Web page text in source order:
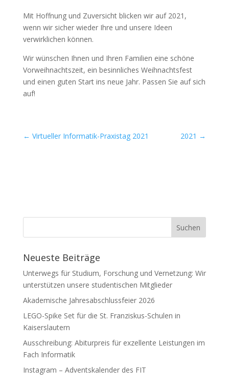
Mit Hoffnung und Zuversicht blicken wir auf 2021,
wenn wir sicher wieder Ihre und unsere Ideen
verwirklichen können.
Wir wünschen Ihnen und Ihren Familien eine schöne
Vorweihnachtszeit, ein besinnliches Weihnachtsfest
und einen guten Start ins neue Jahr. Passen Sie auf sich
auf!
← Virtueller Informatik-Praxistag 2021 2021 →
Neueste Beiträge
Unterwegs für Studium, Forschung und Vernetzung: Wir
unterstützen unsere studentischen Mitglieder
Akademische Jahresabschlussfeier 2026
LEGO-Spike Set für die St. Franziskus-Schulen in
Kaiserslautern
Ausschreibung: Abiturpreis für exzellente Leistungen im
Fach Informatik
Instagram – Adventskalender des FIT